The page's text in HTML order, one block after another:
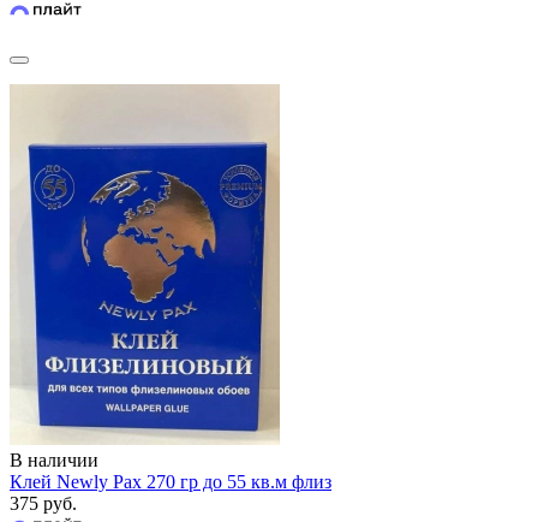
В наличии
Клей Newly Pax 270 гр до 55 кв.м флиз
375 руб.